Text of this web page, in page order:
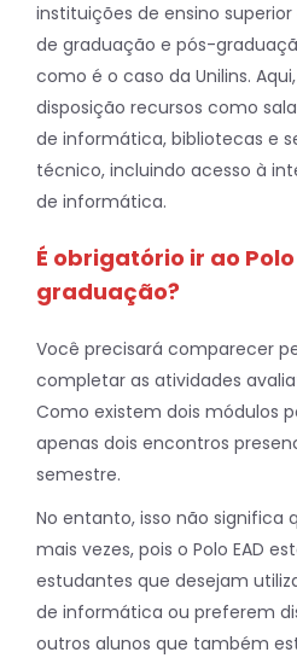
instituições de ensino
de graduação e pós-
como é o caso da Unilins.
disposição recursos como
de informática, bibliotecas e
técnico, incluindo acesso à
de informática.
É obrigatório ir ao
graduação?
Você precisará comparecer
completar as atividades
Como existem dois módulos
apenas dois encontros
semestre.
No entanto, isso não significa
mais vezes, pois o Polo EAD
estudantes que desejam
de informática ou preferem
outros alunos que também